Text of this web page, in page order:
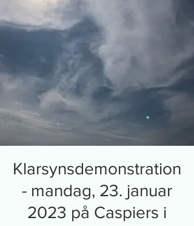
Klarsynsdemonstration
- mandag, 23. januar
2023 på Caspiers i